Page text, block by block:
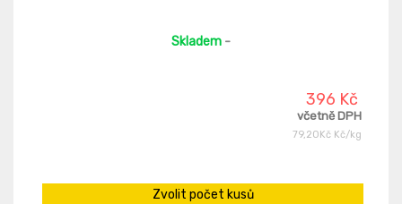
Skladem -
396 Kč
včetně DPH
79,20Kč Kč/kg
Zvolit počet kusů